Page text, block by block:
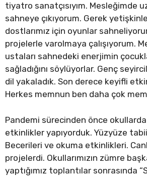
tiyatro sanatçısıyım. Mesleğimde
sahneye çıkıyorum. Gerek
dostlarımız için oyunlar
projelerle varolmaya çalışıyorum.
ustaları sahnedeki enerjimin
sağladığını söylüyorlar. Genç
dil yakaladık. Son derece keyifli
Herkes memnun ben daha çok
Pandemi sürecinden önce
etkinlikler yapıyorduk. Yüzyüze
Becerileri ve okuma etkinlikleri.
projelerdi. Okullarımızın zümre
yaptığımız toplantılar sonrasında